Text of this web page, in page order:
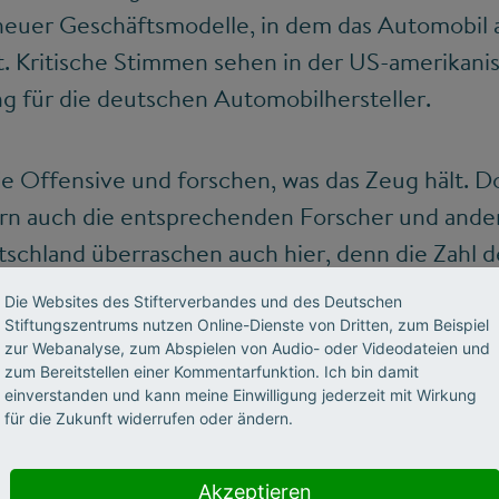
Geschäftsmodelle, in dem das Automobil
Kritische Stimmen sehen in der US-
für die deutschen Automobilhersteller.
Offensive und forschen, was das Zeug hält.
auch die entsprechenden Forscher und
überraschen auch hier, denn die Zahl
beschäftigten Personen wuchs 2015 über
Vollzeitstellen. Ungefähr ein Viertel davon
je gemessenen Steigerungsraten
sorgen hier für ein kräftiges
wächst also weiter.
Die Websites des Stifterverbandes und des Deutschen
Stiftungszentrums nutzen Online-Dienste von Dritten, zum Beispiel
zur Webanalyse, zum Abspielen von Audio- oder Videodateien und
zum Bereitstellen einer Kommentarfunktion. Ich bin damit
einverstanden und kann meine Einwilligung jederzeit mit Wirkung
für die Zukunft widerrufen oder ändern.
Akzeptieren